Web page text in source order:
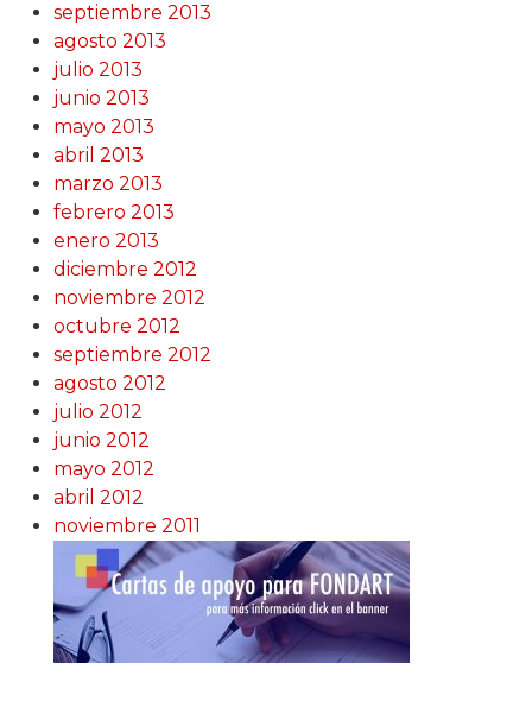
septiembre 2013
agosto 2013
julio 2013
junio 2013
mayo 2013
abril 2013
marzo 2013
febrero 2013
enero 2013
diciembre 2012
noviembre 2012
octubre 2012
septiembre 2012
agosto 2012
julio 2012
junio 2012
mayo 2012
abril 2012
noviembre 2011